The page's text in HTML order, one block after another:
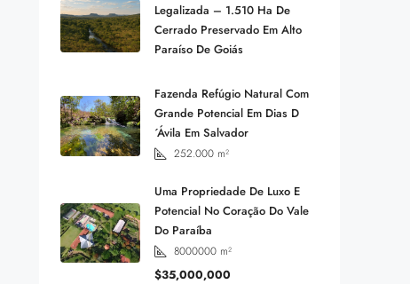
Legalizada – 1.510 Ha De
Cerrado Preservado Em Alto
Paraíso De Goiás
Fazenda Refúgio Natural Com
Grande Potencial Em Dias D
´Ávila Em Salvador
252.000 m²
Uma Propriedade De Luxo E
Potencial No Coração Do Vale
Do Paraíba
8000000 m²
$35,000,000